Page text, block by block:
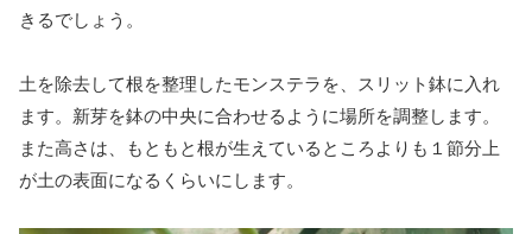
きるでしょう。
土を除去して根を整理したモンステラを、スリット鉢に入れ
ます。新芽を鉢の中央に合わせるように場所を調整します。
また高さは、もともと根が生えているところよりも１節分上
が土の表面になるくらいにします。